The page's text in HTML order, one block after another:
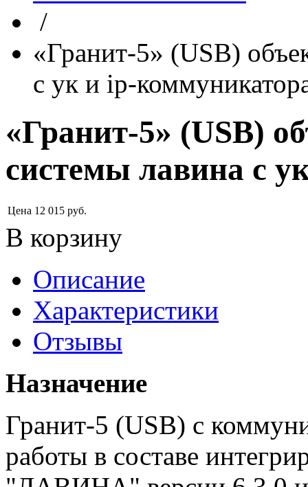
/
«Гранит-5» (USB)
с ук и ip-
«Гранит-5» (USB)
системы лавина с
Цена 12 015 руб.
В корзину
Описание
Характеристики
Отзывы
Назначение
Гранит-5 (USB) с
работы в составе